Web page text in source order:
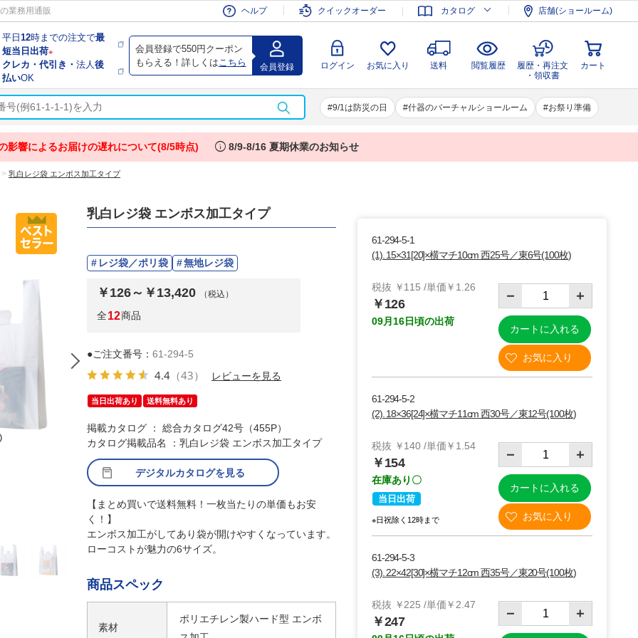
業務用通販 ヘルプ クイックオーダー カタログ 店舗(ショールーム)
平日12時までの注文で最
短当日出荷※
クレカ・代引き・法人後
払いOK
会員登録で550円クーポン
もらえる！詳しくは こちら 会員登録 ログイン お気に入り 送料 閲覧履歴
履歴・再注文
・領収書
カート
9/1は防災の日 什器のバーチャルショールーム お祭り準備
会員登録 ログイン お気に入り 送料 閲覧履歴
履歴・再注文
・領収書
カート
影響によるお届けの遅れについて(8/5時点) info 8/9-8/16 夏期休業のお知らせ
> 乳白レジ袋 エンボス加工タイプ
乳白レジ袋 エンボス加工タイプ
レジ袋／ポリ袋 無地レジ袋
￥126～￥13,420 （税込）
全12商品
●ご注文番号： 61-294-5
4.4 （43） レビューを見る
当日出荷あり 送料無料あり
掲載カタログ ： 総合カタログ42号（455P）
デジタルカタログを見る
カタログ掲載品名 ：乳白レジ袋 エンボス加工タイプ
【まとめ買いで送料無料！一枚当たりの単価もお安
く！】
エンボス加工がしてあり袋が開けやすくなっています。
ローコストが魅力の6サイズ。
商品スペック
素材
ポリエチレン製ハード型 エンボ
61-294-5-1
(1). 15×31[20]×横マチ10cm 西25号／東6号(100枚)
税抜 ￥115 /単価￥1.26
￥126
09月16日頃の出荷
カートに入れる
61-294-5-2
(2). 18×36[24]×横マチ11cm 西30号／東12号(100枚)
税抜 ￥140 /単価￥1.54
￥154
在庫あり〇
当日出荷
※日祝除く12時まで
カートに入れる
61-294-5-3
(3). 22×42[30]×横マチ12cm 西35号／東20号(100枚)
税抜 ￥225 /単価￥2.47
￥247